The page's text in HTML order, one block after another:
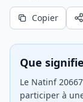
Copier
Que
Le Natinf
participer à